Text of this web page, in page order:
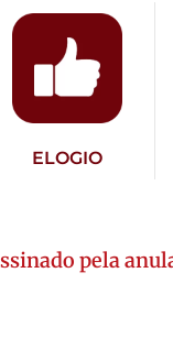
ELOGIO
pela